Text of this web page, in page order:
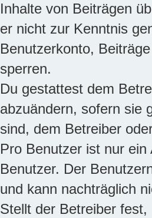
Inhalte von Beiträgen
er nicht zur Kenntnis
Benutzerkonto,
sperren.
Du gestattest dem
abzuändern, sofern sie
sind, dem Betreiber
Pro Benutzer ist nur
Benutzer. Der
und kann nachträglich
Stellt der Betreiber